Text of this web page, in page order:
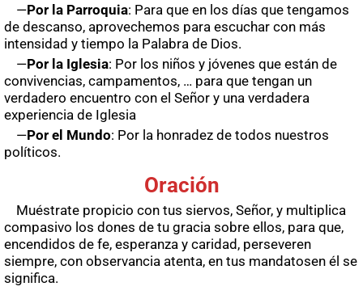
—Por la Parroquia: Para que en los días que tengamos
de descanso, aprovechemos para escuchar con más
intensidad y tiempo la Palabra de Dios.
—Por la Iglesia: Por los niños y jóvenes que están de
convivencias, campamentos, … para que tengan un
verdadero encuentro con el Señor y una verdadera
experiencia de Iglesia
—Por el Mundo: Por la honradez de todos nuestros
políticos.
Oración
Muéstrate propicio con tus siervos, Señor, y multiplica
compasivo los dones de tu gracia sobre ellos, para que,
encendidos de fe, esperanza y caridad, perseveren
siempre, con observancia atenta, en tus mandatosen él se
significa.